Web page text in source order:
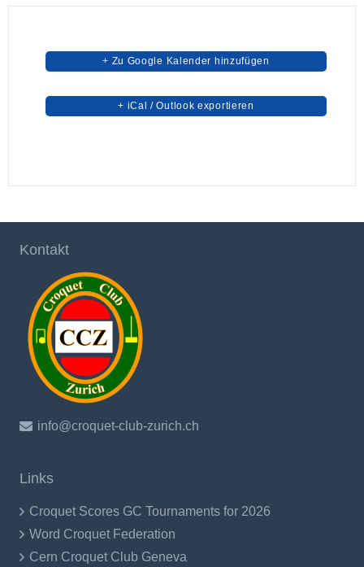
+ Zu Google Kalender hinzufügen
+ iCal / Outlook exportieren
Kontakt
info@croquet-club-zurich.ch
Links
Croquet Scores GC Tournaments for 2026
Word Croquet Federation
Cern Croquet Club Geneva